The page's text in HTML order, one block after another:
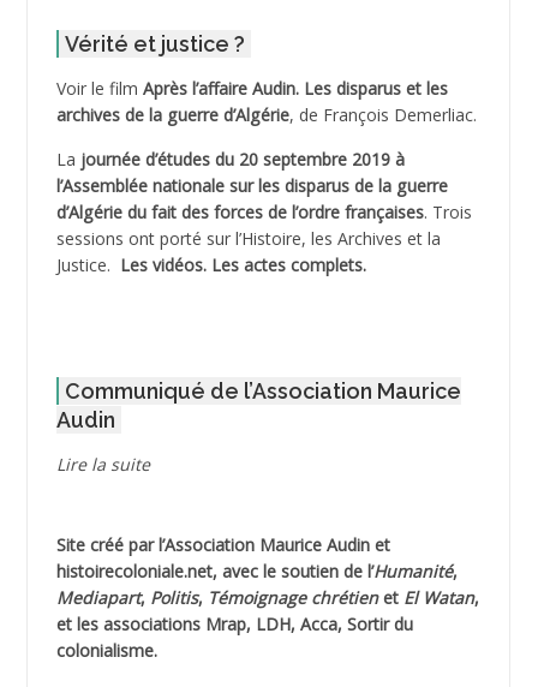
ADELIOUAT Vve AIT SAADA
ADJANI Khaled
ADJAOUT
ADNI Mohamed Akli
ADOUL Arab *
AGOULMINE
AHLOUCHE Mabrouk *
AIBLIED Ahmed
Vérité et justice ?
Voir le film Après l’affaire Audin. Les disparus et les
archives de la guerre d’Algérie, de François Demerliac.
La journée d’études du 20 septembre 2019 à
l’Assemblée nationale sur les disparus de la guerre
d’Algérie du fait des forces de l’ordre françaises. Trois
sessions ont porté sur l’Histoire, les Archives et la
Justice. Les vidéos. Les actes complets.
Communiqué de l’Association Maurice
Audin
Lire la suite
Site créé par l’Association Maurice Audinet
histoirecoloniale.net, avec le soutien de l’Humanité,
Mediapart, Politis, Témoignage chrétienet El Watan,
et les associations Mrap, LDH, Acca, Sortir du
colonialisme.